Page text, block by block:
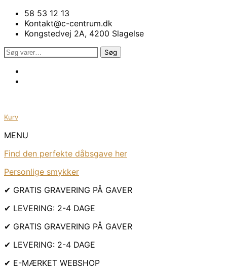
58 53 12 13
Kontakt@c-centrum.dk
Kongstedvej 2A, 4200 Slagelse
Søg
Søg
Kurv
MENU
Find den perfekte dåbsgave her
Personlige smykker
✔ GRATIS GRAVERING PÅ GAVER
✔ LEVERING: 2-4 DAGE
✔ GRATIS GRAVERING PÅ GAVER
✔ LEVERING: 2-4 DAGE
✔ E-MÆRKET WEBSHOP